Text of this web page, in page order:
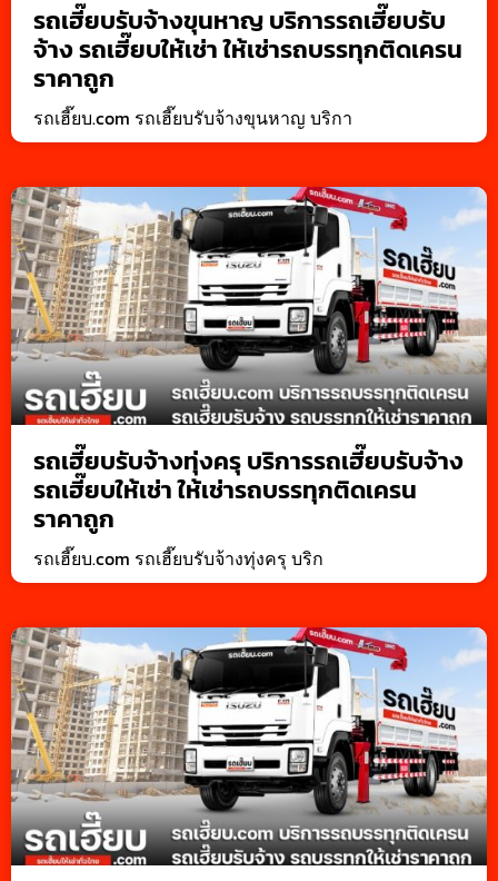
รถเฮี๊ยบรับจ้างขุนหาญ บริการรถเฮี๊ยบรับ
จ้าง รถเฮี๊ยบให้เช่า ให้เช่ารถบรรทุกติดเครน
ราคาถูก
รถเฮี๊ยบ.com รถเฮี๊ยบรับจ้างขุนหาญ บริกา
รถเฮี๊ยบรับจ้างทุ่งครุ บริการรถเฮี๊ยบรับจ้าง
รถเฮี๊ยบให้เช่า ให้เช่ารถบรรทุกติดเครน
ราคาถูก
รถเฮี๊ยบ.com รถเฮี๊ยบรับจ้างทุ่งครุ บริก